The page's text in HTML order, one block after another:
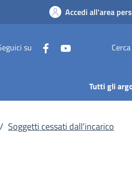
Accedi all'area
su Cerca
Tutti gli
/ Soggetti cessati dall'incarico